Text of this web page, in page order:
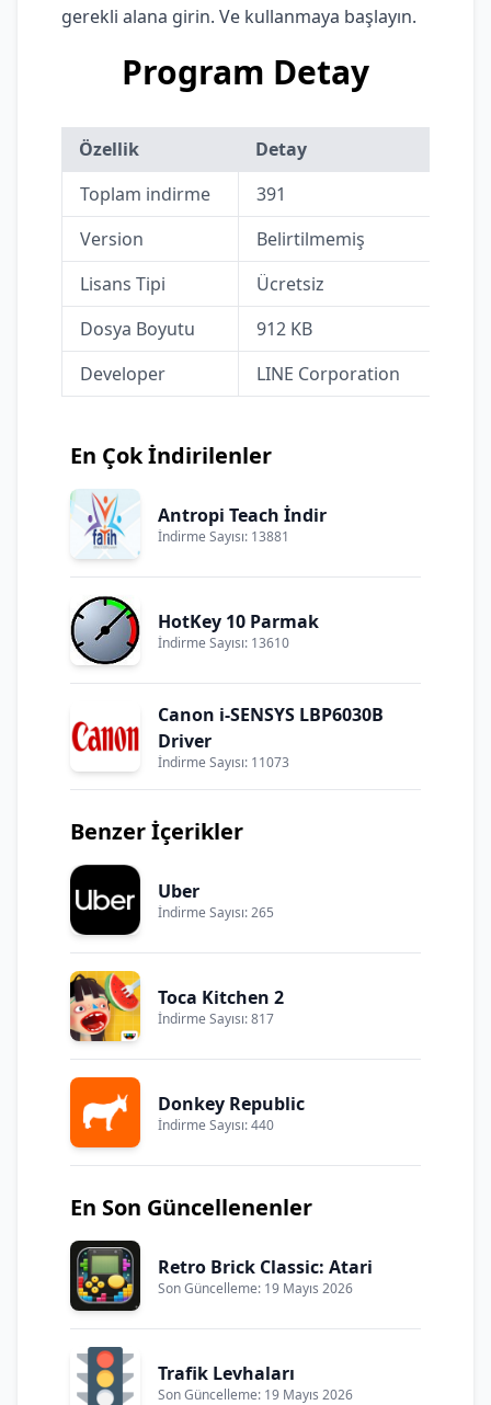
gerekli alana girin. Ve kullanmaya başlayın.
Program Detay
Özellik
Detay
Toplam indirme
391
Version
Belirtilmemiş
Lisans Tipi
Ücretsiz
Dosya Boyutu
912 KB
Developer
LINE Corporation
En Çok İndirilenler
Antropi Teach İndir
İndirme Sayısı: 13881
HotKey 10 Parmak
İndirme Sayısı: 13610
Canon i-SENSYS LBP6030B
Driver
İndirme Sayısı: 11073
Benzer İçerikler
Uber
İndirme Sayısı: 265
Toca Kitchen 2
İndirme Sayısı: 817
Donkey Republic
İndirme Sayısı: 440
En Son Güncellenenler
Retro Brick Classic: Atari
Son Güncelleme: 19 Mayıs 2026
Trafik Levhaları
Son Güncelleme: 19 Mayıs 2026